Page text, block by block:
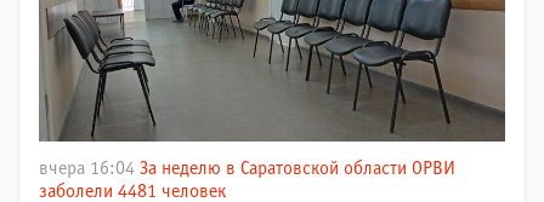
вчера 16:04 За неделю в Саратовской области ОРВИ
заболели 4481 человек